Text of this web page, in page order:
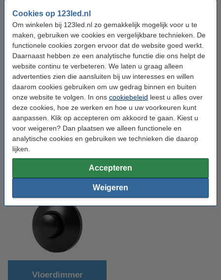
Cookies op 123led.nl
Om winkelen bij 123led.nl zo gemakkelijk mogelijk voor u te
maken, gebruiken we cookies en vergelijkbare technieken. De
functionele cookies zorgen ervoor dat de website goed werkt.
Daarnaast hebben ze een analytische functie die ons helpt de
website continu te verbeteren. We laten u graag alleen
advertenties zien die aansluiten bij uw interesses en willen
daarom cookies gebruiken om uw gedrag binnen en buiten
onze website te volgen. In ons cookiebeleid leest u alles over
deze cookies, hoe ze werken en hoe u uw voorkeuren kunt
aanpassen. Klik op accepteren om akkoord te gaan. Kiest u
voor weigeren? Dan plaatsen we alleen functionele en
analytische cookies en gebruiken we technieken die daarop
lijken.
Accepteren
Weigeren
peertje, een mooie kogellamp met
een bijzonderedesignlamp ? Doordat u zelf alle keuze heeft kunt
u uw vloerlamp helemaal aanpassen aan uw eigen wensen.
Zoekt u iets anders? Mogelijk ook
interessant:
E27 (grote fitting)
Vloerdimmer